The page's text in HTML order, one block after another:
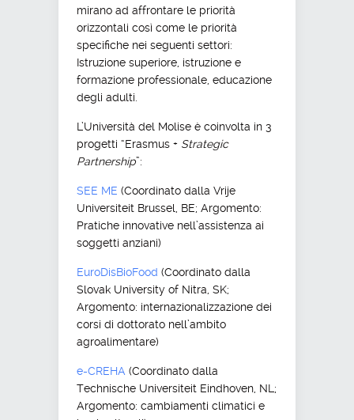
mirano ad affrontare le priorità
orizzontali così come le priorità
specifiche nei seguenti settori:
Istruzione superiore, istruzione e
formazione professionale, educazione
degli adulti.
L’Università del Molise è coinvolta in 3
progetti “Erasmus + Strategic
Partnership”:
SEE ME (Coordinato dalla Vrije
Universiteit Brussel, BE; Argomento:
Pratiche innovative nell’assistenza ai
soggetti anziani)
EuroDisBioFood (Coordinato dalla
Slovak University of Nitra, SK;
Argomento: internazionalizzazione dei
corsi di dottorato nell’ambito
agroalimentare)
e-CREHA (Coordinato dalla
Technische Universiteit Eindhoven, NL;
Argomento: cambiamenti climatici e